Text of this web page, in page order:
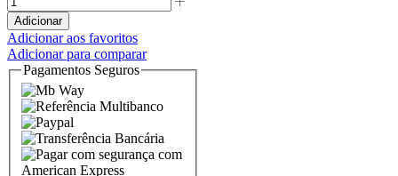
Adicionar
Adicionar aos favoritos
Adicionar para comparar
Pagamentos Seguros